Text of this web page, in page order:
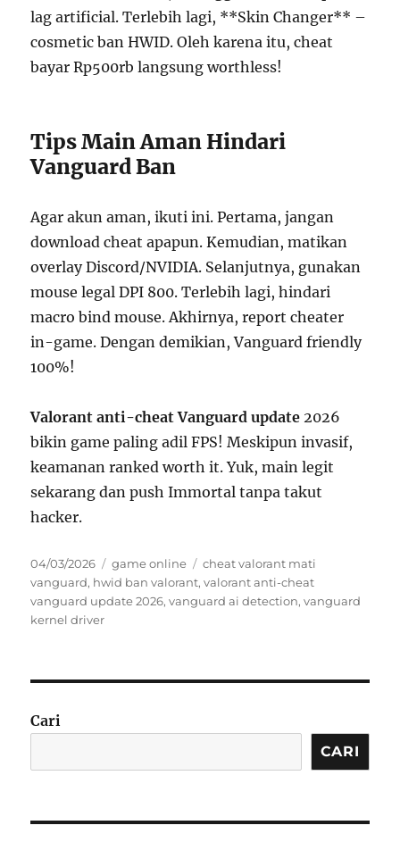
lag artificial. Terlebih lagi, **Skin Changer** –
cosmetic ban HWID. Oleh karena itu, cheat
bayar Rp500rb langsung worthless!
Tips Main Aman Hindari
Vanguard Ban
Agar akun aman, ikuti ini. Pertama, jangan
download cheat apapun. Kemudian, matikan
overlay Discord/NVIDIA. Selanjutnya, gunakan
mouse legal DPI 800. Terlebih lagi, hindari
macro bind mouse. Akhirnya, report cheater
in-game. Dengan demikian, Vanguard friendly
100%!
Valorant anti-cheat Vanguard update 2026
bikin game paling adil FPS! Meskipun invasif,
keamanan ranked worth it. Yuk, main legit
sekarang dan push Immortal tanpa takut
hacker.
Posted
on
04/03/2026 Categories
game online Tags
cheat valorant mati
vanguard, hwid ban valorant,valorant anti-cheat
vanguard update 2026,vanguard ai detection,vanguard
kernel driver
Cari
CARI